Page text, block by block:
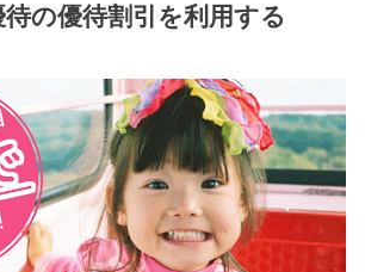
の優待割引を利用する